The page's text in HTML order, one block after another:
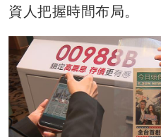
資人把握時間布局。